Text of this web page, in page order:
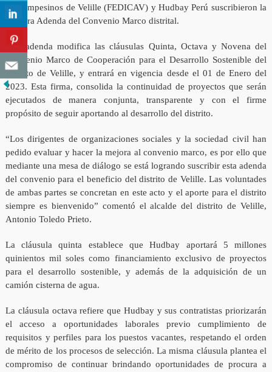
de Campesinos de Velille (FEDICAV) y Hudbay Perú suscribieron la
Primera Adenda del Convenio Marco distrital.
Esta adenda modifica las cláusulas Quinta, Octava y Novena del
Convenio Marco de Cooperación para el Desarrollo Sostenible del
Distrito de Velille, y entrará en vigencia desde el 01 de Enero del
2023. Esta firma, consolida la continuidad de proyectos que serán
ejecutados de manera conjunta, transparente y con el firme
propósito de seguir aportando al desarrollo del distrito.
“Los dirigentes de organizaciones sociales y la sociedad civil han
pedido evaluar y hacer la mejora al convenio marco, es por ello que
mediante una mesa de diálogo se está logrando suscribir esta adenda
del convenio para el beneficio del distrito de Velille. Las voluntades
de ambas partes se concretan en este acto y el aporte para el distrito
siempre es bienvenido” comentó el alcalde del distrito de Velille,
Antonio Toledo Prieto.
La cláusula quinta establece que Hudbay aportará 5 millones
quinientos mil soles como financiamiento exclusivo de proyectos
para el desarrollo sostenible, y además de la adquisición de un
camión cisterna de agua.
La cláusula octava refiere que Hudbay y sus contratistas priorizarán
el acceso a oportunidades laborales previo cumplimiento de
requisitos y perfiles para los puestos vacantes, respetando el orden
de mérito de los procesos de selección. La misma cláusula plantea el
compromiso de continuar brindando oportunidades de procura a